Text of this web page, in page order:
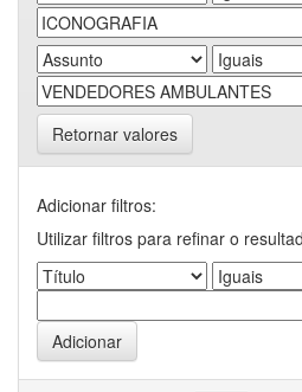
Retornar valores
Adicionar filtros:
Utilizar filtros para refinar o